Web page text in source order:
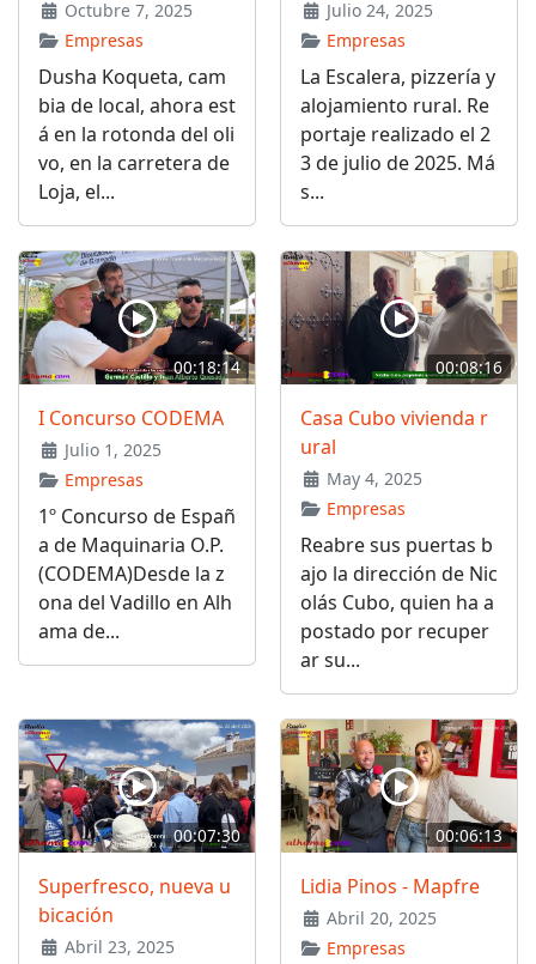
Octubre 7, 2025
Empresas
Dusha Koqueta, cam
bia de local, ahora est
á en la rotonda del oli
vo, en la carretera de
Loja, el...
Julio 24, 2025
Empresas
La Escalera, pizzería y
alojamiento rural. Re
portaje realizado el 2
3 de julio de 2025. Má
s...
00:18:14
I Concurso CODEMA
Julio 1, 2025
Empresas
1º Concurso de Españ
a de Maquinaria O.P.
(CODEMA)Desde la z
ona del Vadillo en Alh
ama de...
00:08:16
Casa Cubo vivienda r
ural
May 4, 2025
Empresas
Reabre sus puertas b
ajo la dirección de Nic
olás Cubo, quien ha a
postado por recuper
ar su...
00:07:30
Superfresco, nueva u
bicación
Abril 23, 2025
00:06:13
Lidia Pinos - Mapfre
Abril 20, 2025
Empresas